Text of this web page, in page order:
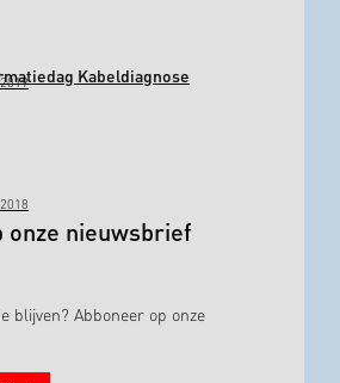
Kabeldiagnose
onze nieuwsbrief
blijven? Abboneer op onze